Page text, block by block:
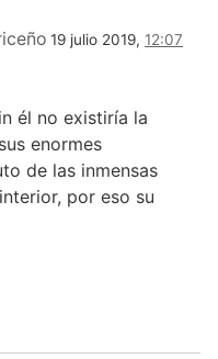
19 julio 2019, 12:07
él no existiría la
enormes
de las inmensas
por eso su